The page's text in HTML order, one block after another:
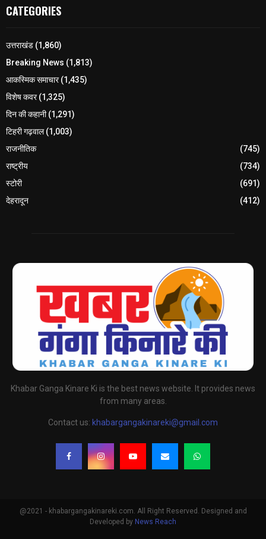
CATEGORIES
उत्तराखंड (1,860)
Breaking News (1,813)
आकस्मिक समाचार(1,435)
विशेष कवर(1,325)
दिन की कहानी(1,291)
टिहरी गढ़वाल(1,003)
राजनीतिक
(745)
राष्ट्रीय
(734)
स्टोरी
(691)
देहरादून
(412)
Khabar Ganga Kinare Ki is the best news website. It provides news
from many areas.
Contact us: khabargangakinareki@gmail.com
@2021 - khabargangakinareki.com. All Right Reserved. Designed and
Developed by News Reach